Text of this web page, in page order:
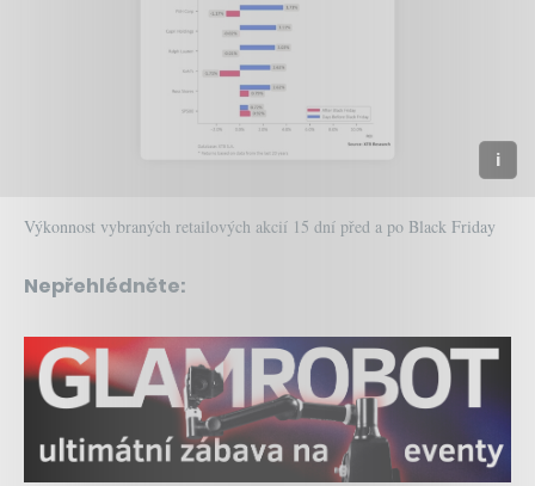
Výkonnost vybraných retailových akcií 15 dní před a po Black Friday
Nepřehlédněte: